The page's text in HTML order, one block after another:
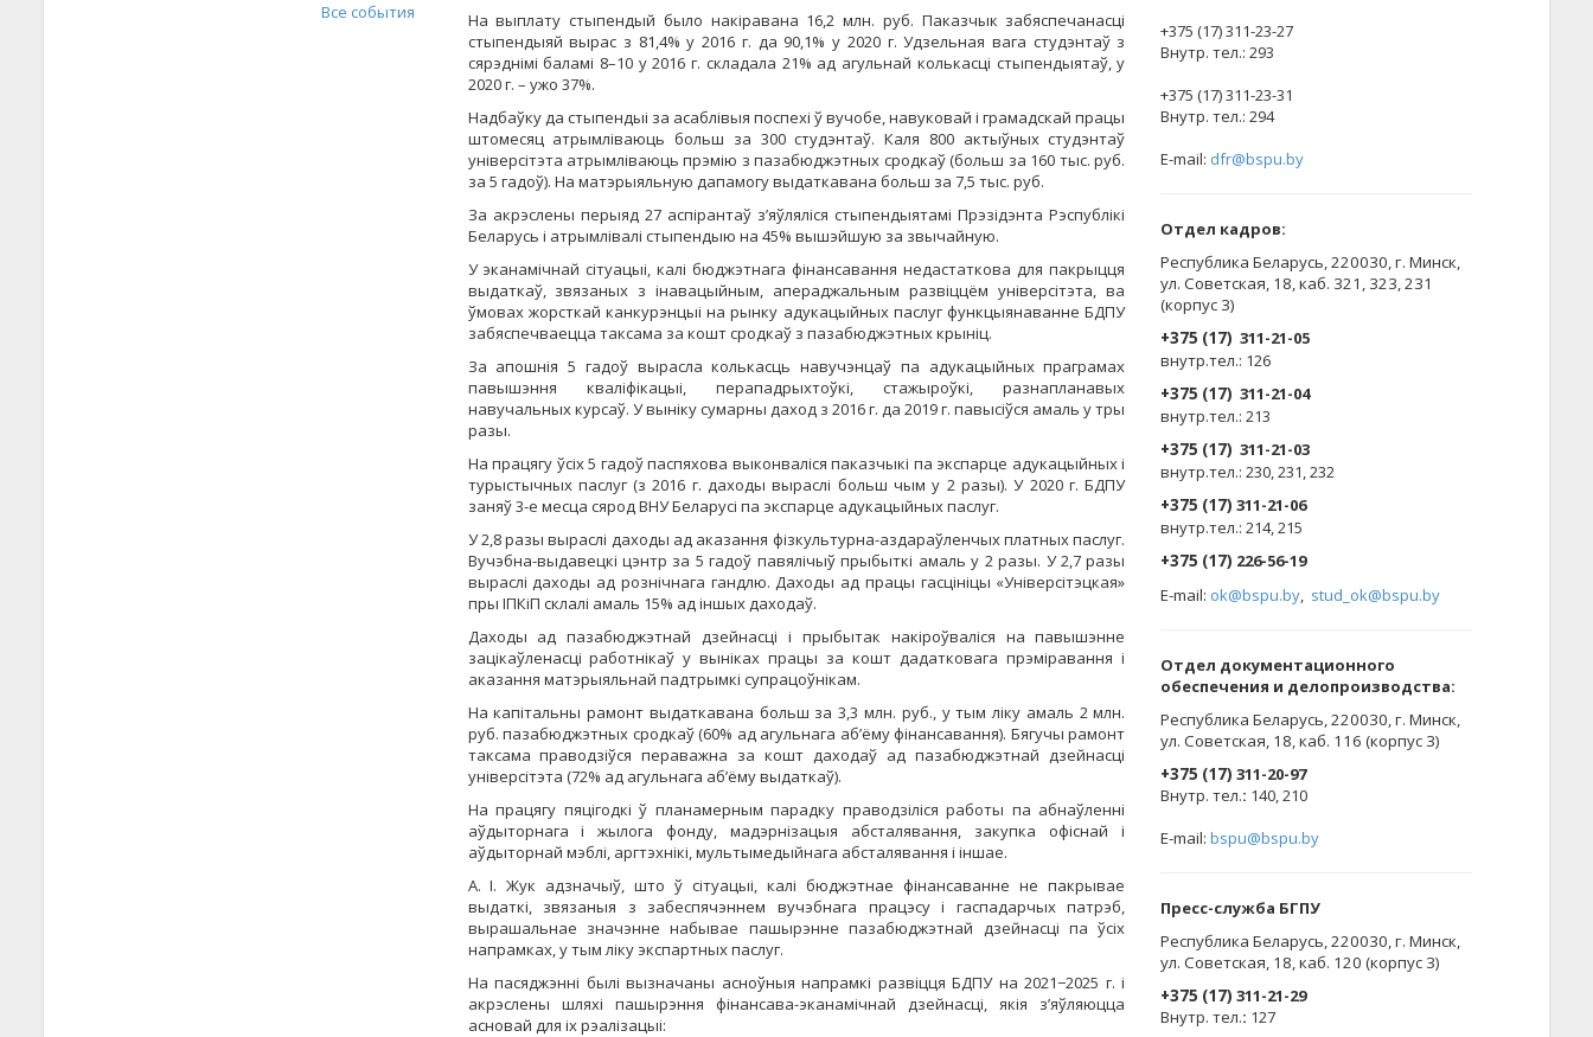
Все события
На выплату стыпендый было накіравана 16,2 млн. руб. Паказчык забяспечанасці
стыпендыяй вырас з 81,4% у 2016 г. да 90,1% у 2020 г. Удзельная вага студэнтаў з
сярэднімі баламі 8–10 у 2016 г. складала 21% ад агульнай колькасці стыпендыятаў, у
2020 г. – ужо 37%.
Надбаўку да стыпендыі за асаблівыя поспехі ў вучобе, навуковай і грамадскай працы
штомесяц атрымліваюць больш за 300 студэнтаў. Каля 800 актыўных студэнтаў
універсітэта атрымліваюць прэмію з пазабюджэтных сродкаў (больш за 160 тыс. руб.
за 5 гадоў). На матэрыяльную дапамогу выдаткавана больш за 7,5 тыс. руб.
За акрэслены перыяд 27 аспірантаў з’яўляліся стыпендыятамі Прэзідэнта Рэспублікі
Беларусь і атрымлівалі стыпендыю на 45% вышэйшую за звычайную.
У эканамічнай сітуацыі, калі бюджэтнага фінансавання недастаткова для пакрыцця
выдаткаў, звязаных з інавацыйным, апераджальным развіццём універсітэта, ва
ўмовах жорсткай канкурэнцыі на рынку адукацыйных паслуг функцыянаванне БДПУ
забяспечваецца таксама за кошт сродкаў з пазабюджэтных крыніц.
За апошнія 5 гадоў вырасла колькасць навучэнцаў па адукацыйных праграмах
павышэння кваліфікацыі, перападрыхтоўкі, стажыроўкі, разнапланавых
навучальных курсаў. У выніку сумарны даход з 2016 г. да 2019 г. павысіўся амаль у тры
разы.
На працягу ўсіх 5 гадоў паспяхова выконваліся паказчыкі па экспарце адукацыйных і
турыстычных паслуг (з 2016 г. даходы выраслі больш чым у 2 разы). У 2020 г. БДПУ
заняў 3-е месца сярод ВНУ Беларусі па экспарце адукацыйных паслуг.
У 2,8 разы выраслі даходы ад аказання фізкультурна-аздараўленчых платных паслуг.
Вучэбна-выдавецкі цэнтр за 5 гадоў павялічыў прыбыткі амаль у 2 разы. У 2,7 разы
выраслі даходы ад рознічнага гандлю. Даходы ад працы гасцініцы «Універсітэцкая»
пры ІПКіП склалі амаль 15% ад іншых даходаў.
Даходы ад пазабюджэтнай дзейнасці і прыбытак накіроўваліся на павышэнне
зацікаўленасці работнікаў у выніках працы за кошт дадатковага прэміравання і
аказання матэрыяльнай падтрымкі супрацоўнікам.
На капітальны рамонт выдаткавана больш за 3,3 млн. руб., у тым ліку амаль 2 млн.
руб. пазабюджэтных сродкаў (60% ад агульнага аб’ёму фінансавання). Бягучы рамонт
таксама праводзіўся пераважна за кошт даходаў ад пазабюджэтнай дзейнасці
універсітэта (72% ад агульнага аб’ёму выдаткаў).
На працягу пяцігодкі ў планамерным парадку праводзіліся работы па абнаўленні
аўдыторнага і жылога фонду, мадэрнізацыя абсталявання, закупка офіснай і
аўдыторнай мэблі, аргтэхнікі, мультымедыйнага абсталявання і іншае.
А. І. Жук адзначыў, што ў сітуацыі, калі бюджэтнае фінансаванне не пакрывае
выдаткі, звязаныя з забеспячэннем вучэбнага працэсу і гаспадарчых патрэб,
вырашальнае значэнне набывае пашырэнне пазабюджэтнай дзейнасці па ўсіх
напрамках, у тым ліку экспартных паслуг.
На пасяджэнні былі вызначаны асноўныя напрамкі развіцця БДПУ на 2021−2025 г. і
акрэслены шляхі пашырэння фінансава-эканамічнай дзейнасці, якія з’яўляюцца
асновай для іх рэалізацыі:
+375 (17) 311-23-27
Внутр. тел.: 293
+375 (17) 311-23-31
Внутр. тел.: 294
E-mail: dfr@bspu.by
Отдел кадров:
Республика Беларусь, 220030, г. Минск,
ул. Советская, 18, каб. 321, 323, 231
(корпус 3)
+375 (17) 311-21-05
внутр.тел.: 126
+375 (17) 311-21-04
внутр.тел.: 213
+375 (17) 311-21-03
внутр.тел.: 230, 231, 232
+375 (17) 311-21-06
внутр.тел.: 214, 215
+375 (17) 226-56-19
E-mail: ok@bspu.by, stud_ok@bspu.by
Oтдел документационного
обеспечения и делопроизводства:
Республика Беларусь, 220030, г. Минск,
ул. Советская, 18, каб. 116 (корпус 3)
+375 (17)311-20-97
Внутр. тел.: 140, 210
E-mail:bspu@bspu.by
Пресс-служба БГПУ
Республика Беларусь, 220030, г. Минск,
ул. Советская, 18, каб. 120 (корпус 3)
+375 (17)311-21-29
Внутр. тел.: 127